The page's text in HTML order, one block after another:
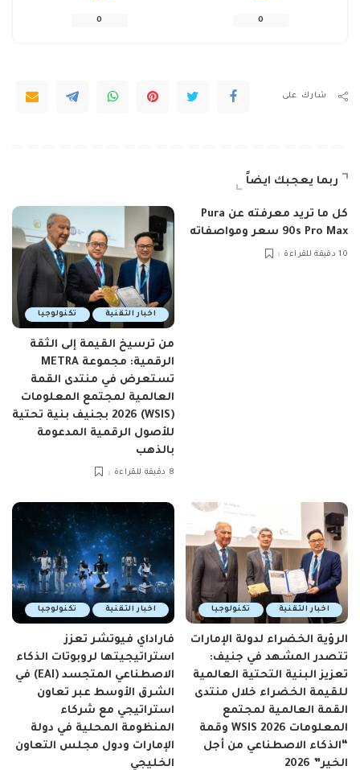
0
0
شارك على
ربما يعجبك ايضاً
كل ما تريد معرفته عن Pura
90s Pro Max سعر ومواصفاته
10 دقيقة للقراءة
اخبار التقنية تكنولوجيا
من ترسيخ القيمة إلى الثقة
الرقمية: مجموعة METRA
تستعرض في منتدى القمة
العالمية لمجتمع المعلومات
(WSIS) 2026 بجنيف بنية تحتية
للأصول الرقمية المدعومة
بالذهب
8 دقيقة للقراءة
اخبار التقنية تكنولوجيا
الرؤية الخضراء لدولة الإمارات
تتصدر المشهد في جنيف:
تعزيز البنية التحتية العالمية
للقيمة الخضراء خلال منتدى
القمة العالمية لمجتمع
المعلومات WSIS 2026 وقمة
“الذكاء الاصطناعي من أجل
الخير” 2026
اخبار التقنية تكنولوجيا
فاراداي فيوتشر تعزز
استراتيجيتها لروبوتات الذكاء
الاصطناعي المتجسد (EAI) في
الشرق الأوسط عبر تعاون
استراتيجي مع شركاء
المنظومة المحلية في دولة
الإمارات ودول مجلس التعاون
الخليجي